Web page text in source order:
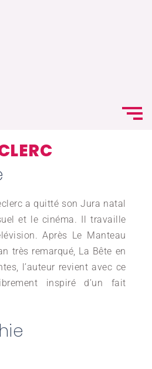
a quitté son Jura natal
et le cinéma. Il travaille
Après Le Manteau
très remarqué, La Bête en
l’auteur revient avec ce
inspiré d’un fait